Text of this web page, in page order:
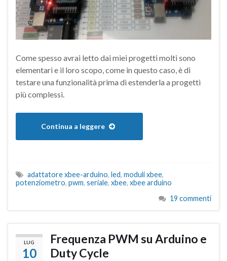
Come spesso avrai letto dai miei progetti molti sono
elementari e il loro scopo, come in questo caso, è di
testare una funzionalità prima di estenderla a progetti
più complessi.
Continua a leggere
adattatore xbee-arduino, led, moduli xbee,
potenziometro, pwm, seriale, xbee, xbee arduino
19 commenti
LUG
10
Frequenza PWM su Arduino e
Duty Cycle